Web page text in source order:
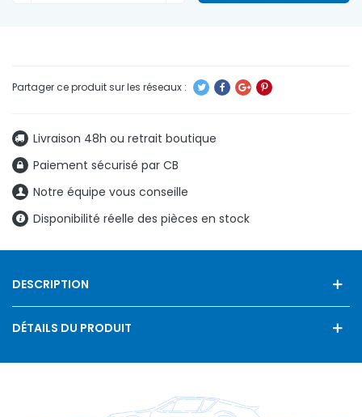
Livraison 48h ou retrait boutique
Paiement sécurisé par CB
Notre équipe vous conseille
Disponibilité réelle des pièces en stock
DESCRIPTION
DÉTAILS DU PRODUIT